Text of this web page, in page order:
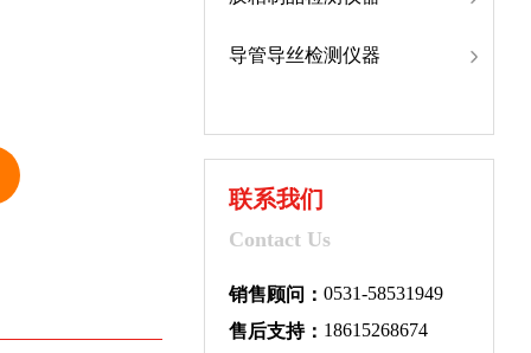
导管导丝检测仪器
联系我们
Contact Us
销售顾问： 0531-58531949
售后支持： 18615268674